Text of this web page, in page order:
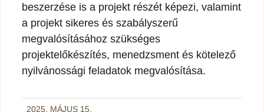
beszerzése is a projekt részét képezi, valamint
a projekt sikeres és szabályszerű
megvalósításához szükséges
projektelőkészítés, menedzsment és kötelező
nyilvánossági feladatok megvalósítása.
2025. MÁJUS 15.